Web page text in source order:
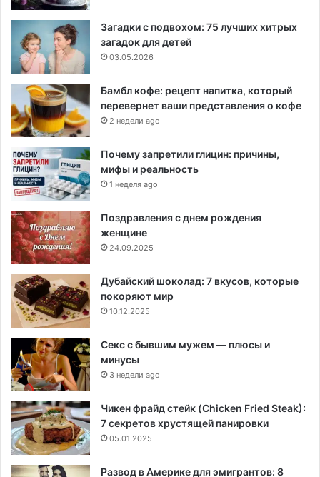
Загадки с подвохом: 75 лучших хитрых
загадок для детей
03.05.2026
Бамбл кофе: рецепт напитка, который
перевернет ваши представления о кофе
2 недели ago
Почему запретили глицин: причины,
мифы и реальность
1 неделя ago
Поздравления с днем рождения
женщине
24.09.2025
Дубайский шоколад: 7 вкусов, которые
покоряют мир
10.12.2025
Секс с бывшим мужем — плюсы и
минусы
3 недели ago
Чикен фрайд стейк (Chicken Fried Steak):
7 секретов хрустящей панировки
05.01.2025
Развод в Америке для эмигрантов: 8